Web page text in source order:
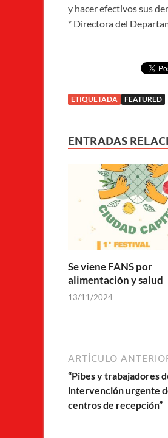
y hacer efectivos sus
* Directora del
ETIQUETADA FEATURED
ENTRADAS
Se viene FANS por
alimentación y salud
13/11/2024
ARTÍCULO
“Pibes y trabajadores
intervención urgente
centros de recepción”